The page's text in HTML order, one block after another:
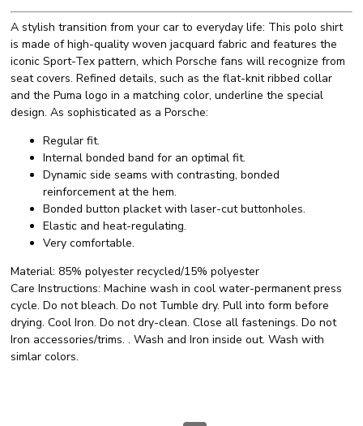
A stylish transition from your car to everyday life: This polo shirt
is made of high-quality woven jacquard fabric and features the
iconic Sport-Tex pattern, which Porsche fans will recognize from
seat covers. Refined details, such as the flat-knit ribbed collar
and the Puma logo in a matching color, underline the special
design. As sophisticated as a Porsche:
Regular fit.
Internal bonded band for an optimal fit.
Dynamic side seams with contrasting, bonded
reinforcement at the hem.
Bonded button placket with laser-cut buttonholes.
Elastic and heat-regulating.
Very comfortable.
Material: 85% polyester recycled/15% polyester
Care Instructions:Machine wash in cool water-permanent press
cycle. Do not bleach. Do not Tumble dry. Pull into form before
drying. Cool Iron. Do not dry-clean. Close all fastenings. Do not
Iron accessories/trims. . Wash and Iron inside out. Wash with
simlar colors.